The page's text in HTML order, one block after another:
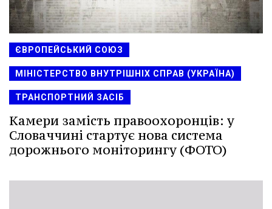
ЄВРОПЕЙСЬКИЙ СОЮЗ
МІНІСТЕРСТВО ВНУТРІШНІХ СПРАВ (УКРАЇНА)
ТРАНСПОРТНИЙ ЗАСІБ
Камери замість правоохоронців: у
Словаччині стартує нова система
дорожнього моніторингу (ФОТО)